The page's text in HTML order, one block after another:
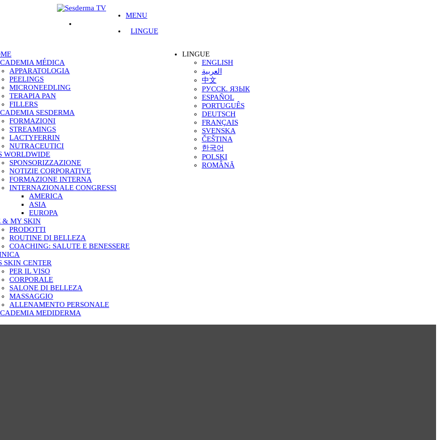
MENU
LINGUE
MÉDICA
APPARATOLOGIA
PEELINGS
MICRONEEDLING
TERAPIA PAN
FILLERS
SESDERMA
FORMAZIONI
STREAMINGS
LACTYFERRIN
NUTRACEUTICI
WORLDWIDE
SPONSORIZZAZIONE
NOTIZIE CORPORATIVE
FORMAZIONE INTERNA
INTERNAZIONALE CONGRESSI
AMERICA
ASIA
EUROPA
& MY SKIN
PRODOTTI
ROUTINE DI BELLEZA
COACHING: SALUTE E BENESSERE
SKIN CENTER
PER IL VISO
CORPORALE
SALONE DI BELLEZA
MASSAGGIO
ALLENAMENTO PERSONALE
MEDIDERMA
LINGUE
ENGLISH
العربية
中文
РУССК. ЯЗЫК
ESPAÑOL
PORTUGUÊS
DEUTSCH
FRANÇAIS
SVENSKA
ČEŠTINA
한국어
POLSKI
ROMÂNĂ